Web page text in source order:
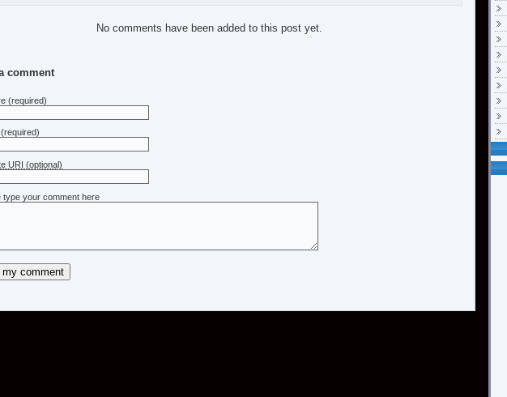
No comments have been added to this post yet.
comment
(required)
(required)
URI (optional)
type your comment here